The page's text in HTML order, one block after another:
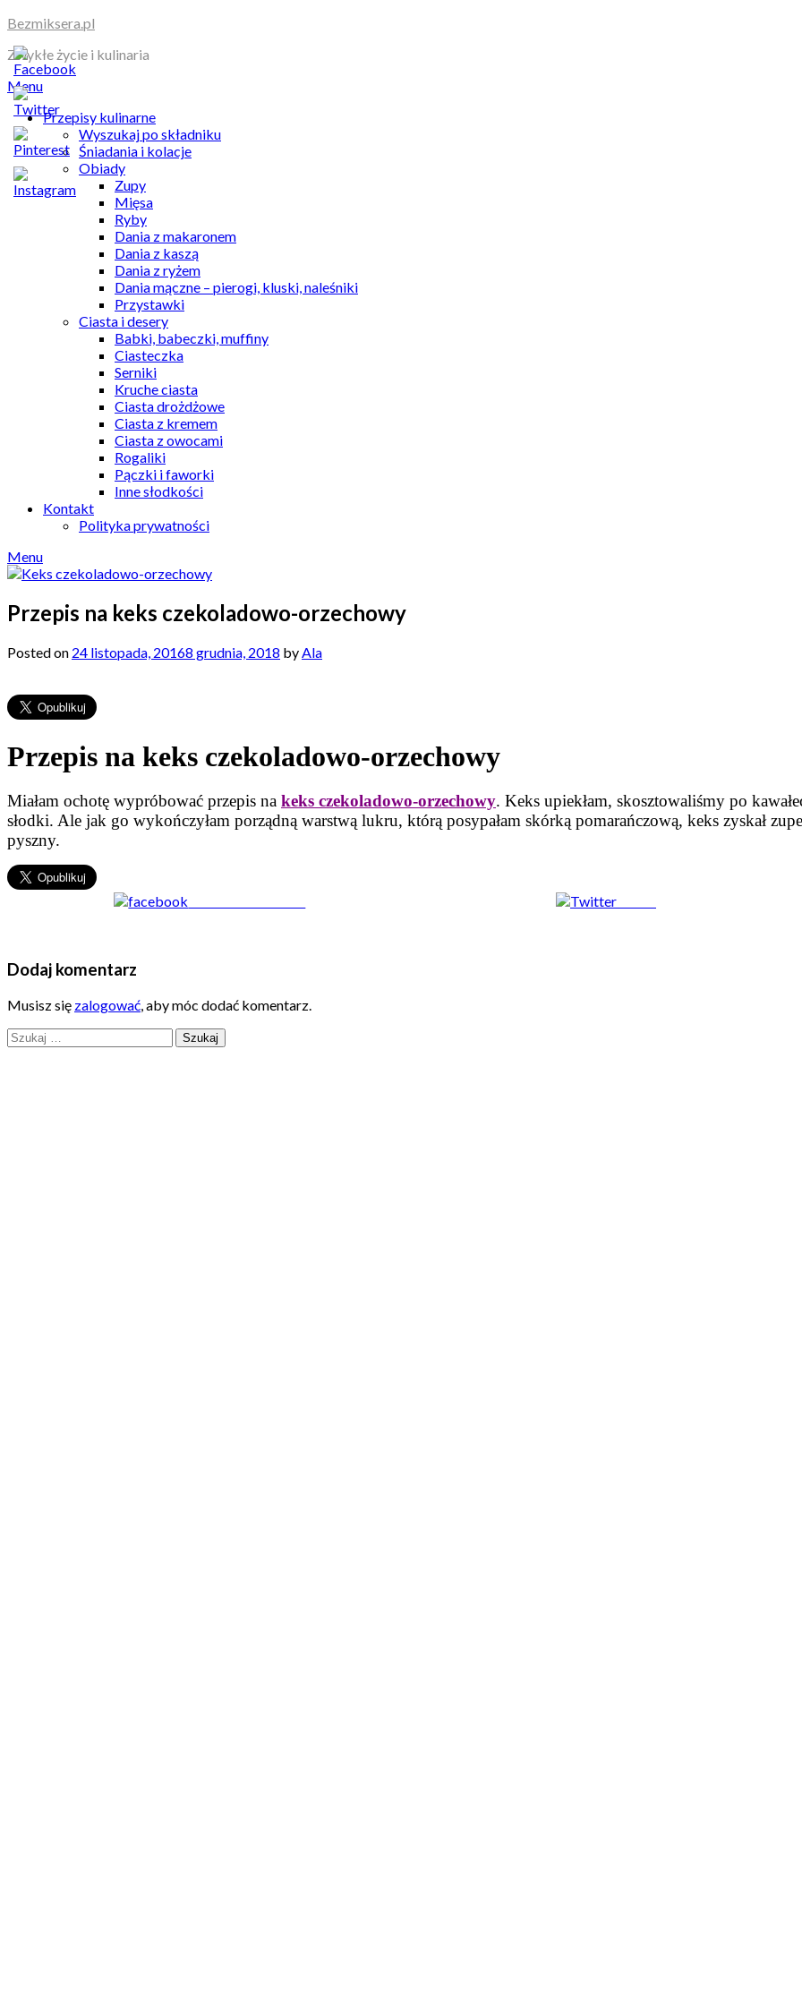
Skip
content
Bezmiksera.pl
Zwykłe życie i kulinaria
Menu
Przepisy kulinarne
Wyszukaj po składniku
Śniadania i kolacje
Obiady
Zupy
Mięsa
Ryby
Dania z makaronem
Dania z kaszą
Dania z ryżem
Dania mączne – pierogi, kluski, naleśniki
Przystawki
Ciasta i desery
Babki, babeczki, muffiny
Ciasteczka
Serniki
Kruche ciasta
Ciasta drożdżowe
Ciasta z kremem
Ciasta z owocami
Rogaliki
Pączki i faworki
Inne słodkości
Kontakt
Polityka prywatności
Menu
Przepis na keks czekoladowo-orzechowy
Posted on 24 listopada, 20168 grudnia, 2018 byAla
Przepis na keks czekoladowo-orzechowy
Miałam ochotę wypróbować przepis na keks czekoladowo-orzechowy. Keks upiekłam, skosztowaliśmy po
słodki. Ale jak go wykończyłam porządną warstwą lukru, którą posypałam skórką pomarańczową, keks zyskał
pyszny.
Dodaj komentarz
Musisz się zalogować, aby móc dodać komentarz.
Szukaj: